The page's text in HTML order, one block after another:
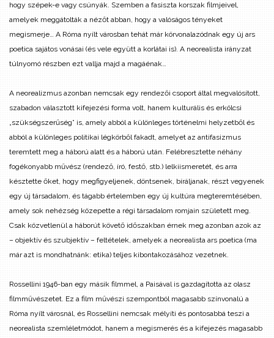
hogy szépek-e vagy csúnyák. Szemben a fasiszta korszak filmjeivel,
amelyek meggátolták a nézőt abban, hogy a valóságos tényeket
megismerje… A Róma nyílt városban tehát már körvonalazódnak egy új ars
poetica sajátos vonásai (és vele együtt a korlátai is). A neorealista irányzat
túlnyomó részben ezt vallja majd a magáénak…
A neorealizmus azonban nemcsak egy rendezői csoport által megvalósított,
szabadon választott kifejezési forma volt, hanem kulturális és erkölcsi
„szükségszerűség” is, amely abból a különleges történelmi helyzetből és
abból a különleges politikai légkörből fakadt, amelyet az antifasizmus
teremtett meg a háború alatt és a háború után. Felébresztette néhány
fogékonyabb művész (rendező, író, festő, stb.) lelkiismeretét, és arra
késztette őket, hogy megfigyeljenek, döntsenek, bíráljanak, részt vegyenek
egy új társadalom, és tágabb értelemben egy új kultúra megteremtésében,
amely sok nehézség közepette a régi társadalom romjain született meg.
Csak közvetlenül a háborút követő időszakban érnek meg azonban azok az
– objektív és szubjektív – feltételek, amelyek a neorealista ars poetica (ma
már azt is mondhatnánk: etika) teljes kibontakozásához vezetnek.
Rossellini 1946-ban egy másik filmmel, a Paisával is gazdagította az olasz
filmművészetet. Ez a film művészi szempontból magasabb színvonalú a
Róma nyílt városnál, és Rossellini nemcsak mélyíti és pontosabbá teszi a
neorealista szemléletmódot, hanem a megismerés és a kifejezés magasabb